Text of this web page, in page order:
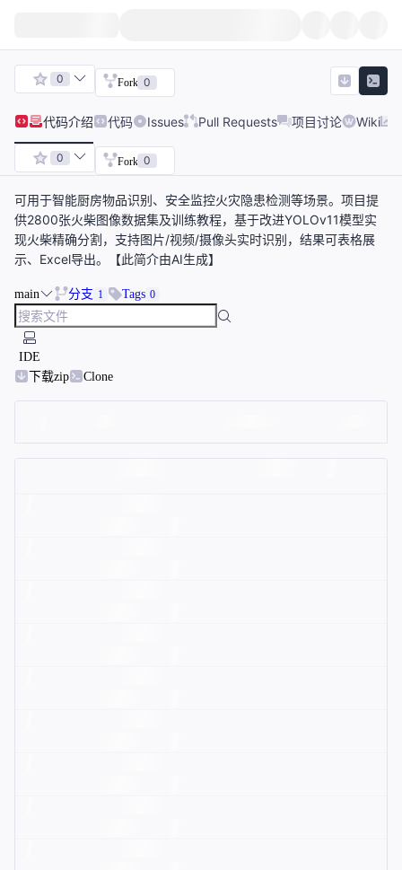
0 Fork 0
代码介绍 代码 Issues Pull Requests 项目讨论 Wiki
0 Fork 0
可用于智能厨房物品识别、安全监控火灾隐患检测等场景。项目提
供2800张火柴图像数据集及训练教程，基于改进YOLOv11模型实
现火柴精确分割，支持图片/视频/摄像头实时识别，结果可表格展
示、Excel导出。【此简介由AI生成】
main 分支 1 Tags 0
IDE
下载zip
Clone